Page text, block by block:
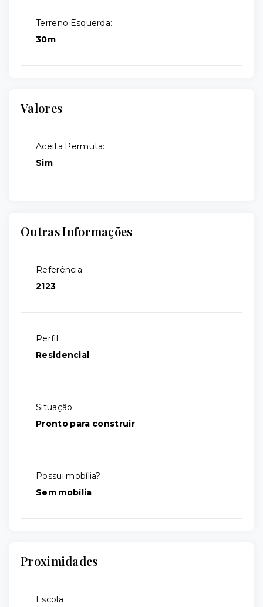
Terreno Esquerda:
30m
Valores
Aceita Permuta:
Sim
Outras Informações
Referência:
2123
Perfil:
Residencial
Situação:
Pronto para construir
Possui mobília?:
Sem mobília
Proximidades
Escola